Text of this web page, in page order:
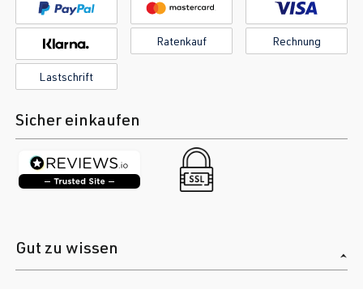
Ratenkauf Rechnung
Lastschrift
Sicher einkaufen
Gut zu wissen